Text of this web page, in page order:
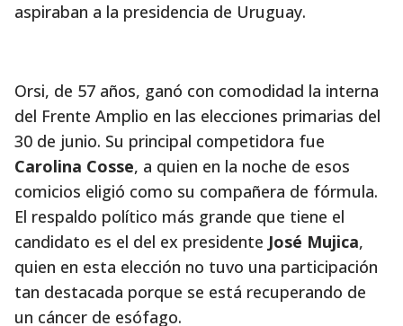
aspiraban a la presidencia de Uruguay.
Orsi, de 57 años, ganó con comodidad la interna
del Frente Amplio en las elecciones primarias del
30 de junio. Su principal competidora fue
Carolina Cosse, a quien en la noche de esos
comicios eligió como su compañera de fórmula.
El respaldo político más grande que tiene el
candidato es el del ex presidente José Mujica,
quien en esta elección no tuvo una participación
tan destacada porque se está recuperando de
un cáncer de esófago.